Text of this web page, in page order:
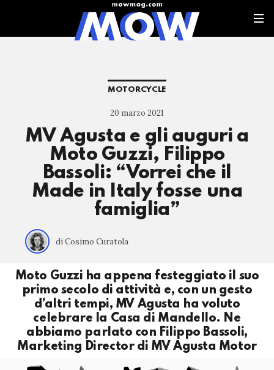
MOTORCYCLE
20 marzo 2021
MV Agusta e gli auguri a
Moto Guzzi, Filippo
Bassoli: “Vorrei che il
Made in Italy fosse una
famiglia”
di Cosimo Curatola
Moto Guzzi ha appena festeggiato il suo
primo secolo di attività e, con un gesto
d’altri tempi, MV Agusta ha voluto
celebrare la Casa di Mandello. Ne
abbiamo parlato con Filippo Bassoli,
Marketing Director di MV Agusta Motor